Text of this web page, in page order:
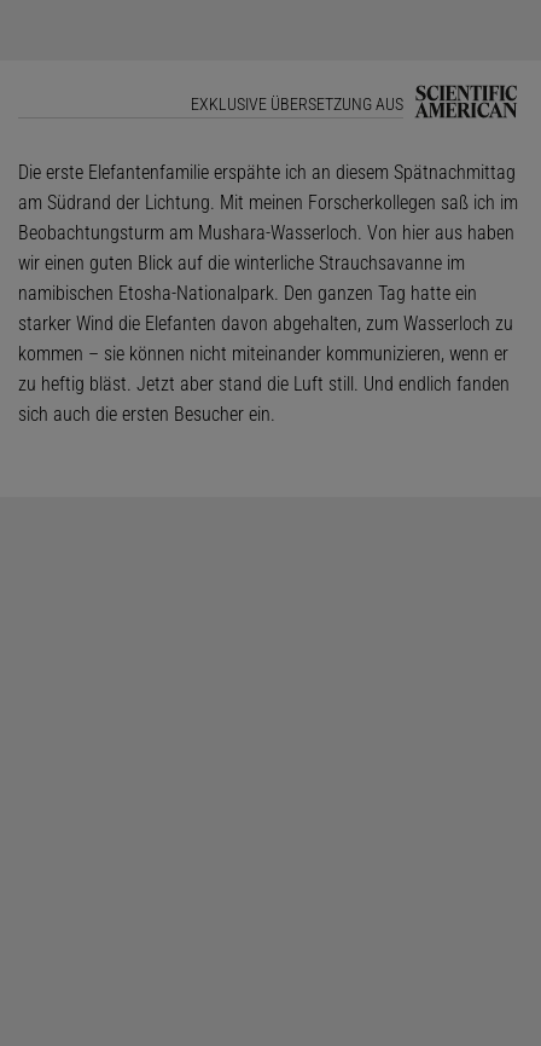
EXKLUSIVE ÜBERSETZUNG AUS
Die erste Elefantenfamilie erspähte ich an diesem Spätnachmittag
am Südrand der Lichtung. Mit meinen Forscherkollegen saß ich im
Beobachtungsturm am Mushara-Wasserloch. Von hier aus haben
wir einen guten Blick auf die winterliche Strauchsavanne im
namibischen Etosha-Nationalpark. Den ganzen Tag hatte ein
starker Wind die Elefanten davon abgehalten, zum Wasserloch zu
kommen – sie können nicht miteinander kommunizieren, wenn er
zu heftig bläst. Jetzt aber stand die Luft still. Und endlich fanden
sich auch die ersten Besucher ein.